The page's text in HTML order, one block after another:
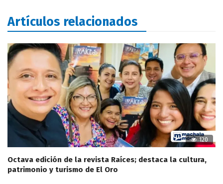
Artículos relacionados
120
Octava edición de la revista Raíces; destaca la cultura,
patrimonio y turismo de El Oro